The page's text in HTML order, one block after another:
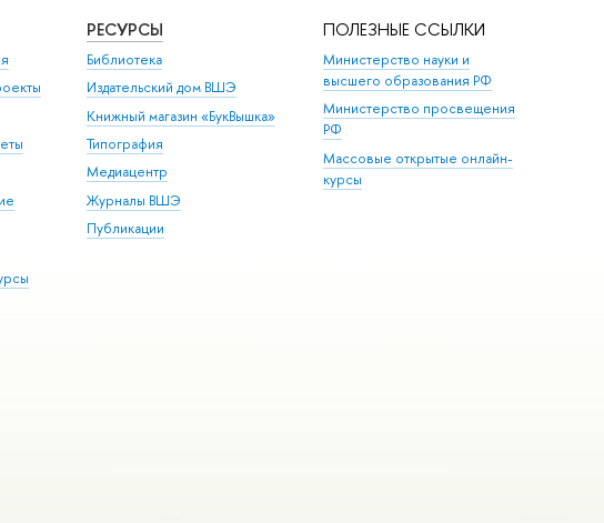
РЕСУРСЫ
Библиотека
Издательский дом ВШЭ
Книжный магазин «БукВышка»
Типография
Медиацентр
Журналы ВШЭ
Публикации
ПОЛЕЗНЫЕ ССЫЛКИ
Министерство науки и
высшего образования РФ
Министерство просвещения
РФ
Массовые открытые онлайн-
курсы